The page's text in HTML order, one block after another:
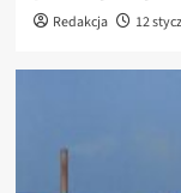
Redakcja 12